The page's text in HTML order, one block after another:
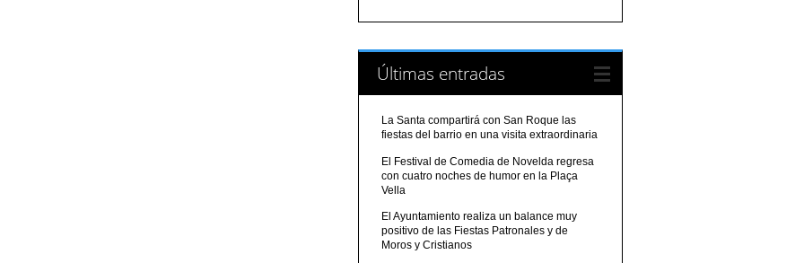
Últimas entradas
La Santa compartirá con San Roque las
fiestas del barrio en una visita extraordinaria
El Festival de Comedia de Novelda regresa
con cuatro noches de humor en la Plaça
Vella
El Ayuntamiento realiza un balance muy
positivo de las Fiestas Patronales y de
Moros y Cristianos